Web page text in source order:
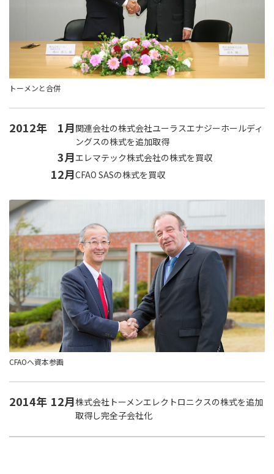
トーメンと合併
2012年 1月関連会社の株式会社ユーラスエナジーホールディ
ングスの株式を追加取得
3月エレマテック株式会社の株式を買収
12月CFAO SASの株式を買収
CFAOへ資本参画
2014年 12月株式会社トーメンエレクトロニクスの株式を追加
取得し完全子会社化